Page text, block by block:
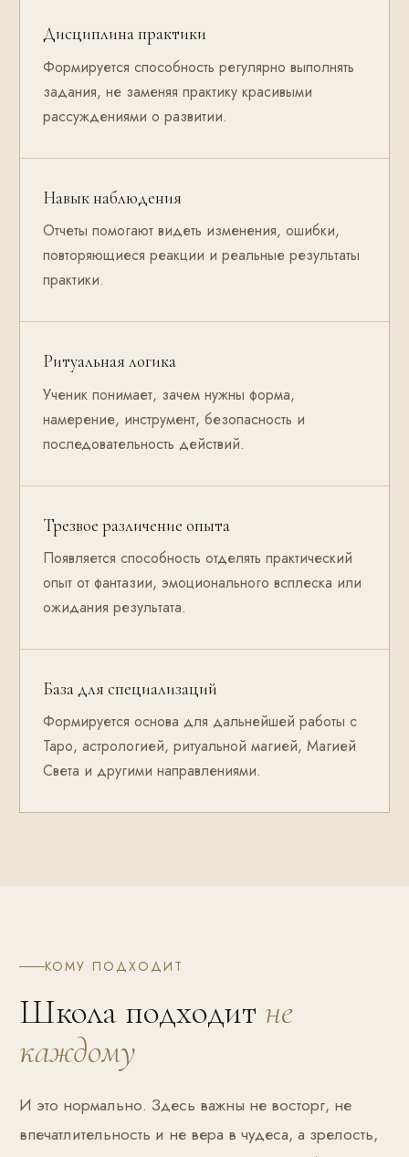
Дисциплина практики
Формируется способность регулярно выполнять
задания, не заменяя практику красивыми
рассуждениями о развитии.
Навык наблюдения
Отчеты помогают видеть изменения, ошибки,
повторяющиеся реакции и реальные результаты
практики.
Ритуальная логика
Ученик понимает, зачем нужны форма,
намерение, инструмент, безопасность и
последовательность действий.
Трезвое различение опыта
Появляется способность отделять практический
опыт от фантазии, эмоционального всплеска или
ожидания результата.
База для специализаций
Формируется основа для дальнейшей работы с
Таро, астрологией, ритуальной магией, Магией
Света и другими направлениями.
КОМУ ПОДХОДИТ
Школа подходит не
каждому
И это нормально. Здесь важны не восторг, не
впечатлительность и не вера в чудеса, а зрелость,